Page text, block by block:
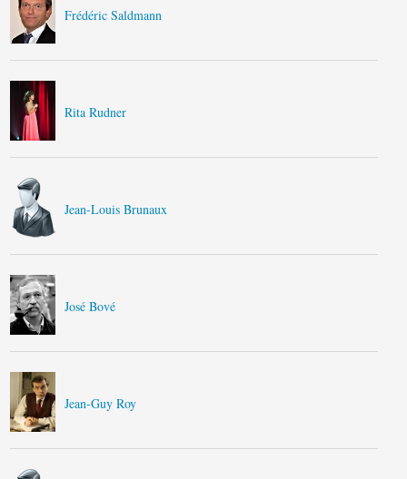
Frédéric Saldmann
Rita Rudner
Jean-Louis Brunaux
José Bové
Jean-Guy Roy